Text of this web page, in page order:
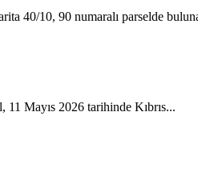
40/10, 90 numaralı parselde
Mayıs 2026 tarihinde Kıbrıs...